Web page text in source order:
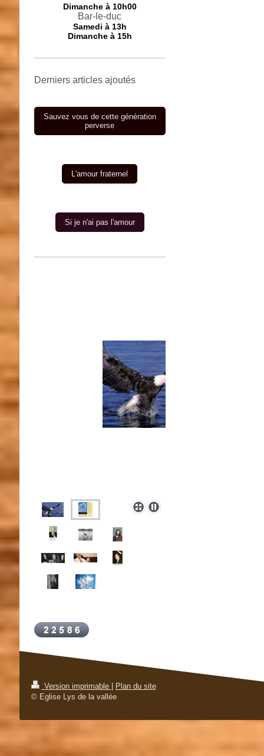
Dimanche à 10h00
Bar-le-duc
Samedi à 13h
Dimanche à 15h
Derniers articles ajoutés
Sauvez vous de cette génération
perverse
L'amour fraternel
Si je n'ai pas l'amour
Version imprimable | Plan du site
© Eglise Lys de la vallée